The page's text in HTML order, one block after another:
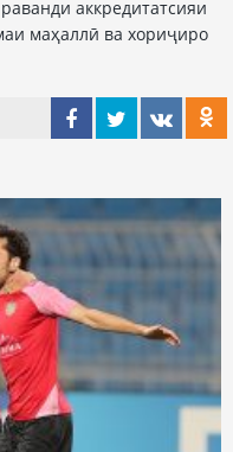
аккредитатсияи
маҳаллӣ ва хориҷиро